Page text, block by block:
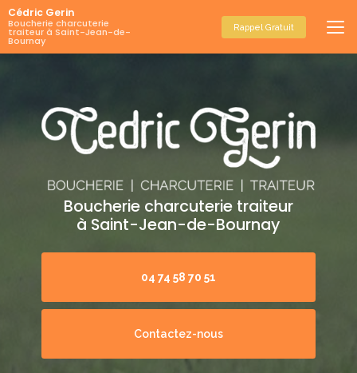
Aller
au
contenu
principal
Cédric Gerin
Boucherie charcuterie
traiteur à Saint-Jean-de-
Bournay
Rappel Gratuit
Boucherie charcuterie traiteur
à Saint-Jean-de-Bournay
04 74 58 70 51
Contactez-nous